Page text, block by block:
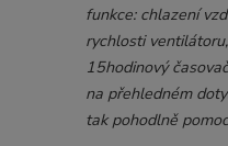
funkce: chlazení
rychlosti
15hodinový
na přehledném
tak pohodlně